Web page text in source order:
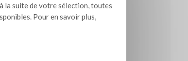
suite de votre sélection, toutes
Pour en savoir plus,